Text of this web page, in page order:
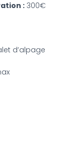
: 300€
d’alpage